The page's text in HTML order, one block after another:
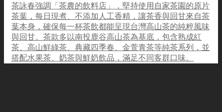
茶詠春強調「茶農的飲料店」，堅持使用自家茶園的原片
茶葉，每日現煮、不添加人工香精，讓茶香與回甘來自茶
葉本身，確保每一杯茶飲都能呈現台灣高山茶的純粹風味
與回甘。茶款多以南投鹿谷高山茶為基底，包含熟成紅
茶、高山鮮綠茶、典藏四季春、金萱青茶等純茶系列，並
搭配水果茶、奶茶與鮮奶飲品，滿足不同客群口味。